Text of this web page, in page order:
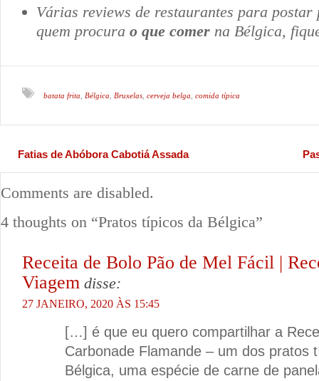
Várias reviews de restaurantes para
quem procura o que comer na Bélgica,
batata frita, Bélgica, Bruxelas, cerveja belga, comida típica
Fatias de Abóbora Cabotiá Assada
Comments are disabled.
4 thoughts on “Pratos típicos da Bélgica”
Receita de Bolo Pão de Mel Fácil |
Viagem disse:
27 JANEIRO, 2020 ÀS 15:45
[…] é que eu quero compartilhar a
Carbonade Flamande – um dos pratos
Bélgica, uma espécie de carne de